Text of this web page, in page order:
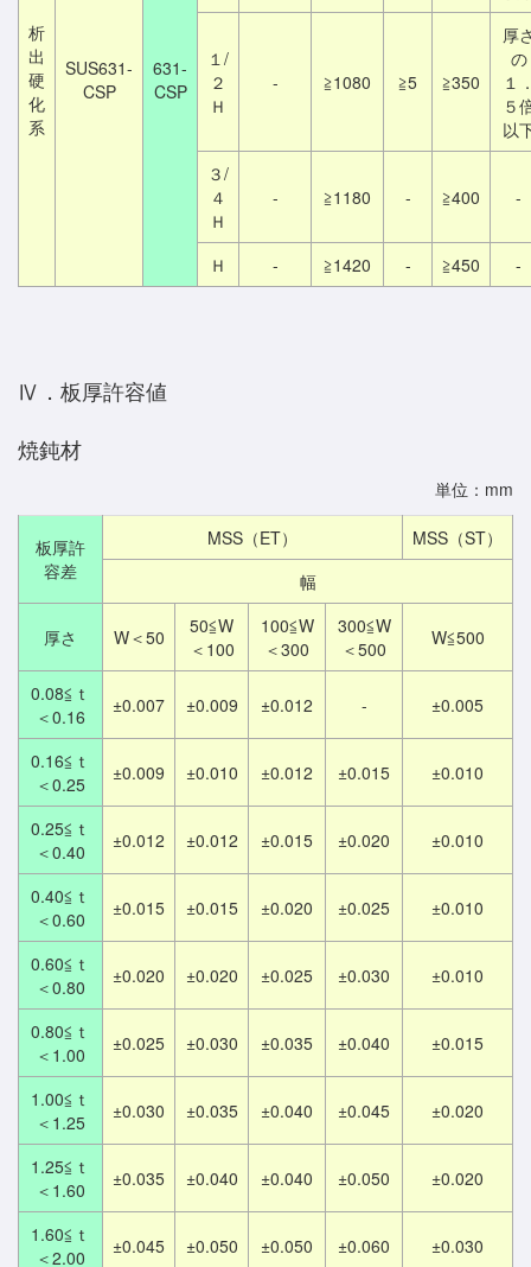
析
出
硬
化
系
SUS631-
CSP
631-
CSP
１/
２
Ｈ
- ≧1080 ≧5 ≧350
厚
の
１
５
以
３/
４
Ｈ
- ≧1180 - ≧400 -
Ｈ - ≧1420 - ≧450 -
Ⅳ．板厚許容値
焼鈍材
単位：mm
板厚許
容差
MSS（ET）
MSS（ST）
幅
厚さ W＜50
50≦W
＜100
100≦W
＜300
300≦W
＜500
W≦500
0.08≦ｔ
＜0.16
±0.007 ±0.009 ±0.012 - ±0.005
0.16≦ｔ
＜0.25
±0.009 ±0.010 ±0.012 ±0.015 ±0.010
0.25≦ｔ
＜0.40
±0.012 ±0.012 ±0.015 ±0.020 ±0.010
0.40≦ｔ
＜0.60
±0.015 ±0.015 ±0.020 ±0.025 ±0.010
0.60≦ｔ
＜0.80
±0.020 ±0.020 ±0.025 ±0.030 ±0.010
0.80≦ｔ
＜1.00
±0.025 ±0.030 ±0.035 ±0.040 ±0.015
1.00≦ｔ
＜1.25
±0.030 ±0.035 ±0.040 ±0.045 ±0.020
1.25≦ｔ
＜1.60
±0.035 ±0.040 ±0.040 ±0.050 ±0.020
1.60≦ｔ
＜2.00
±0.045 ±0.050 ±0.050 ±0.060 ±0.030